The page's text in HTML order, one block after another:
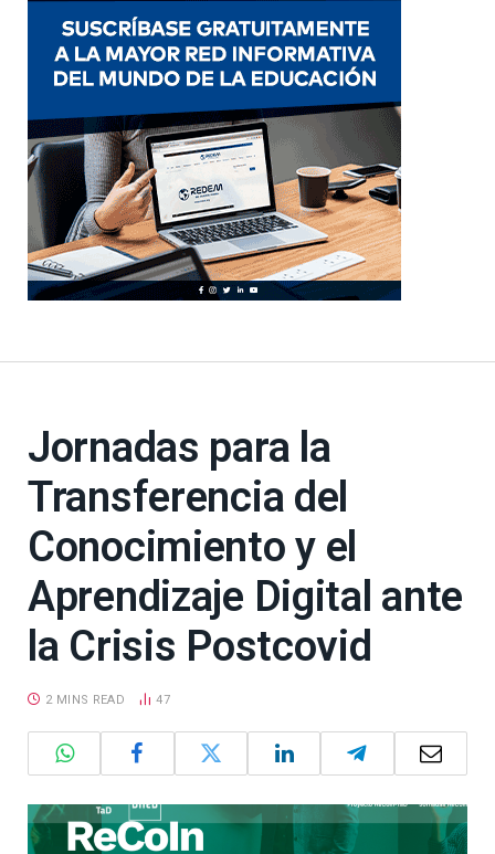
Jornadas para la
Transferencia del
Conocimiento y el
Aprendizaje Digital ante
la Crisis Postcovid
2 MINS READ 47